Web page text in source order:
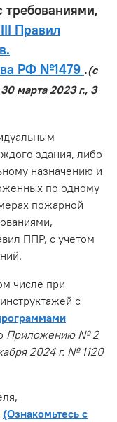
требованиями,
Правил
РФ №1479 .(с
марта 2023 г., 3
здания, либо
назначению и
по одному
пожарной
ППР, с учетом
числе при
с
Приложению № 2
2024 г. № 1120
(Ознакомьтесь с